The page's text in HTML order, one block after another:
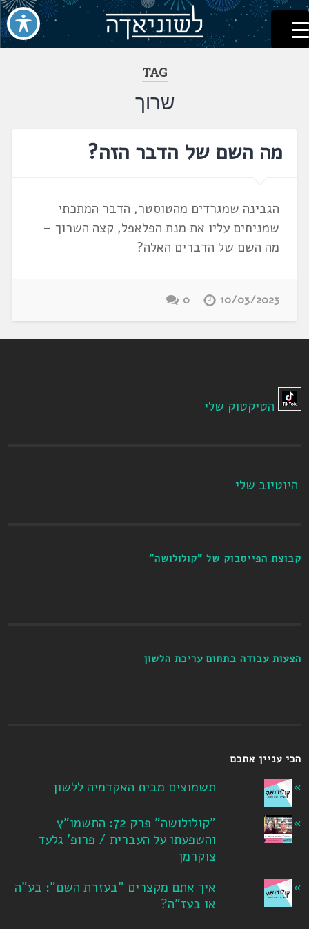
דלג
לתוכן
לשוניאדה
עברית. לשון. שפה
TAG
שרוך
מה השם של הדבר הזה?
הגבינה שמגרדים מהטוסטר, הדבר המתכתי
שמניחים עליו את מנת הפלאפל, קצה השרוך –
מה השם של הדברים האלה?
10/03/2023
0
הטיקטוק שלי
היוטיוב שלי
קבוצת הפייסבוק של "קולולושה"
הצעות עבודה בתחום עריכת הלשון
הכי עניין אתכם
תשמוצים מבית האקדמיה ללשון
"קולולושה" פרק 72: התשמו"ץ
והשפעתו על העברית / פרופ' גלעד
צוקרמן
איך אתם מקצרים "בעזרת השם": בע"ה
או בעז"ה?